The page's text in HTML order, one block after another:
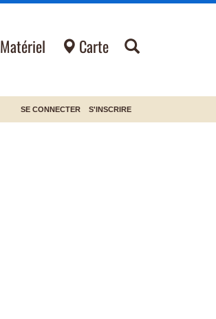
Matériel Carte
SE CONNECTER S'INSCRIRE